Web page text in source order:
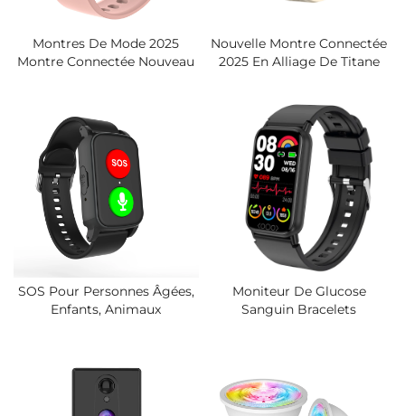
Montres De Mode 2025
Montre Connectée Nouveau
Étanche IP67 Affichage TFT
Répondre Aux Appels
Poignet Carré
Nouvelle Montre Connectée
2025 En Alliage De Titane
Connectée Idéale Pour
Hommes En Plein Air
SOS Pour Personnes Âgées,
Enfants, Animaux
Avec Appel Vocal, Diffusion
De L'heure Et De La
Localisation, Bouton Unique
Moniteur De Glucose
Sanguin Bracelets
Saturation En Oxygène
Sanguin Et Suivi Du